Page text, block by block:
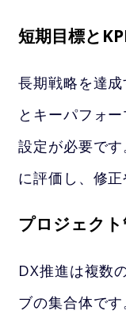
短期目標と
長期戦略を達
とキーパフォ
設定が必要で
に評価し、修正
プロジェク
DX推進は複数
ブの集合体で